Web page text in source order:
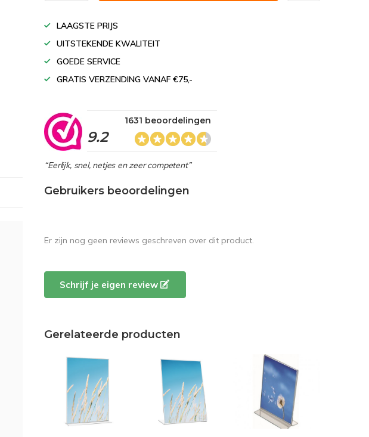
LAAGSTE PRIJS
UITSTEKENDE KWALITEIT
GOEDE SERVICE
GRATIS VERZENDING VANAF €75,-
9.2
1631 beoordelingen
“Eerlijk, snel, netjes en zeer competent”
Gebruikers beoordelingen
Er zijn nog geen reviews geschreven over dit product.
Schrijf je eigen review
Gerelateerde producten